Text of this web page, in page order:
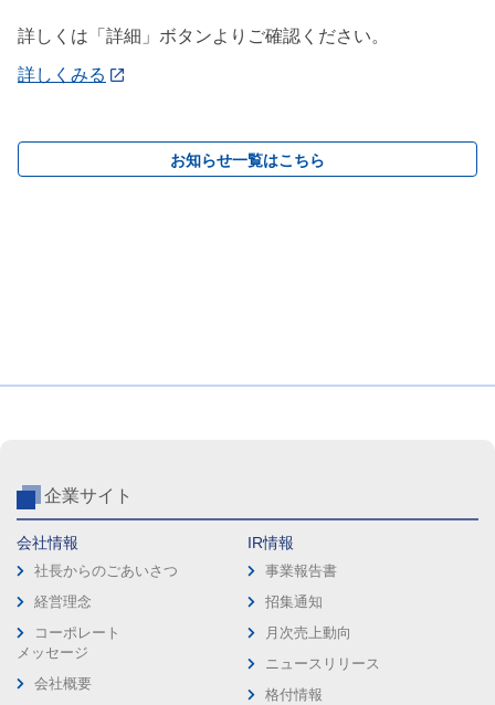
詳しくは「詳細」ボタンよりご確認ください。
詳しくみる
お知らせ一覧はこちら
企業サイト
会社情報
社長からのごあいさつ
経営理念
コーポレート
メッセージ
会社概要
IR情報
事業報告書
招集通知
月次売上動向
ニュースリリース
格付情報